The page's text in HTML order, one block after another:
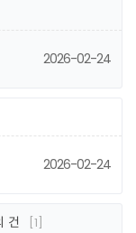
2026-02-24
2026-02-24
건 [1]